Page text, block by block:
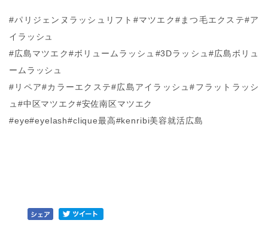
#パリジェンヌラッシュリフト#マツエク#まつ毛エクステ#ア
イラッシュ
#広島マツエク#ボリュームラッシュ#3Dラッシュ#広島ボリュ
ームラッシュ
#リペア#カラーエクステ#広島アイラッシュ#フラットラッシ
ュ#中区マツエク#安佐南区マツエク
#eye#eyelash#clique最高#kenribi美容就活広島